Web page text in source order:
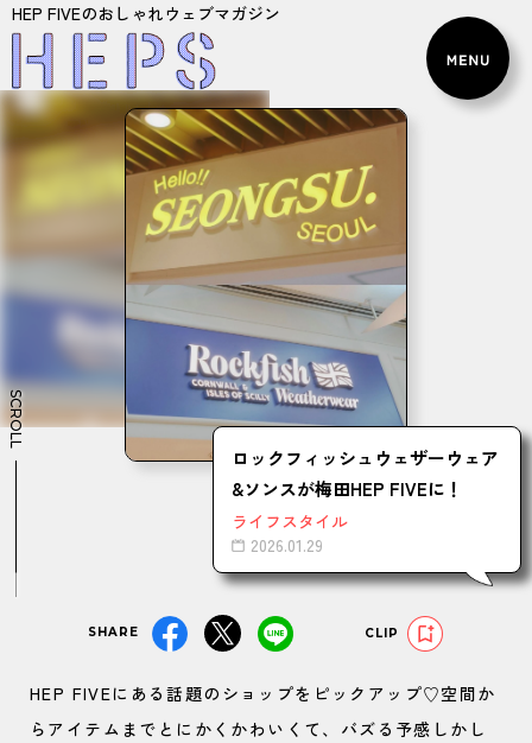
HEP FIVEのおしゃれウェブマガジン
ロックフィッシュウェザーウェア
&ソンスが梅田HEP FIVEに！
ライフスタイル
2026.01.29
SCROLL
SHARE CLIP
HEP FIVEにある話題のショップをピックアップ♡空間か
らアイテムまでとにかくかわいくて、バズる予感しかし